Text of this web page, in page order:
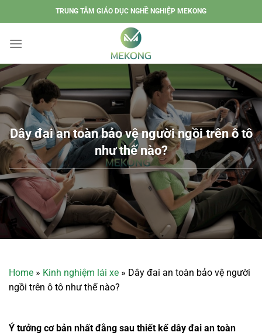
đến
dung
TRUNG TÂM GIÁO DỤC NGHỀ NGHIỆP MEKONG
Dây đai an toàn bảo vệ người ngồi trên ô tô
như thế nào?
Home » Kinh nghiệm lái xe » Dây đai an toàn bảo vệ người
ngồi trên ô tô như thế nào?
Ý tưởng cơ bản nhất đằng sau thiết kế dây đai an toàn